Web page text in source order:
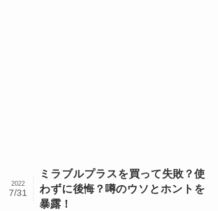
ミラブルプラスを買って失敗？使
わずに後悔？噂のウソとホントを
暴露！
2022
7/31